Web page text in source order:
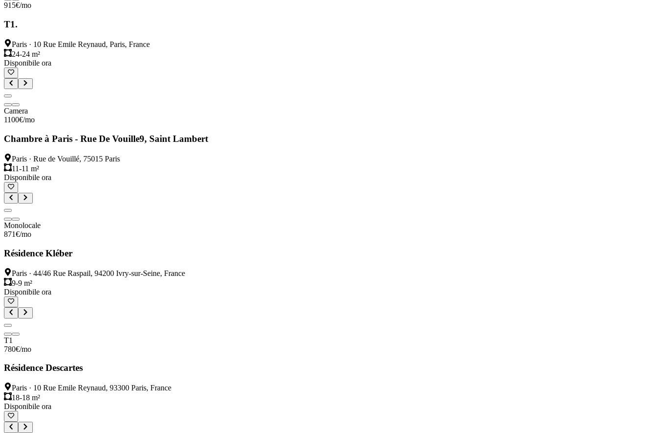
915€/mo
T1.
Paris · 10 Rue Emile Reynaud, Paris, France
24-24 m²
Disponibile ora
Camera
1100€/mo
Chambre à Paris - Rue De Vouille9, Saint Lambert
Paris · Rue de Vouillé, 75015 Paris
11-11 m²
Disponibile ora
Monolocale
871€/mo
Résidence Kléber
Paris · 44/46 Rue Raspail, 94200 Ivry-sur-Seine, France
9-9 m²
Disponibile ora
T1
780€/mo
Résidence Descartes
Paris · 10 Rue Emile Reynaud, 93300 Paris, France
18-18 m²
Disponibile ora